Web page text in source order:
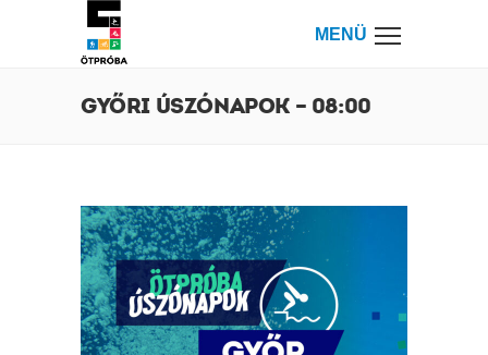
MENÜ
GYŐRI ÚSZÓNAPOK – 08:00